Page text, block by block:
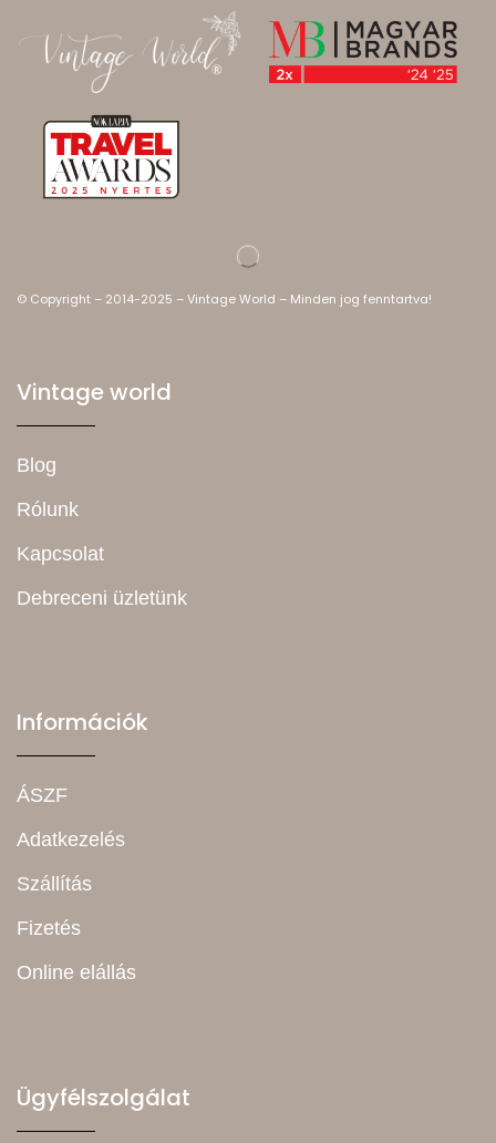
© Copyright – 2014-2025 – Vintage World – Minden jog fenntartva!
Vintage world
Blog
Rólunk
Kapcsolat
Debreceni üzletünk
Információk
ÁSZF
Adatkezelés
Szállítás
Fizetés
Online elállás
Ügyfélszolgálat